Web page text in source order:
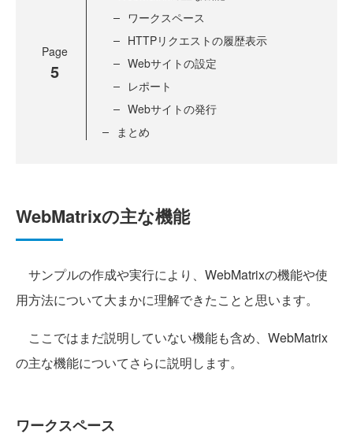
Page
5
ワークスペース
HTTPリクエストの履歴表示
Webサイトの設定
レポート
Webサイトの発行
まとめ
WebMatrixの主な機能
サンプルの作成や実行により、WebMatrixの機能や使
用方法について大まかに理解できたことと思います。
ここではまだ説明していない機能も含め、WebMatrix
の主な機能についてさらに説明します。
ワークスペース